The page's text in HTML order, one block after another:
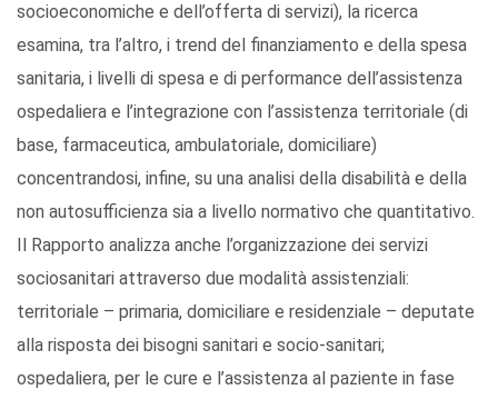
socioeconomiche e dell’offerta di servizi), la ricerca
esamina, tra l’altro, i trend del finanziamento e della spesa
sanitaria, i livelli di spesa e di performance dell’assistenza
ospedaliera e l’integrazione con l’assistenza territoriale (di
base, farmaceutica, ambulatoriale, domiciliare)
concentrandosi, infine, su una analisi della disabilità e della
non autosufficienza sia a livello normativo che quantitativo.
Il Rapporto analizza anche l’organizzazione dei servizi
sociosanitari attraverso due modalità assistenziali:
territoriale – primaria, domiciliare e residenziale – deputate
alla risposta dei bisogni sanitari e socio-sanitari;
ospedaliera, per le cure e l’assistenza al paziente in fase